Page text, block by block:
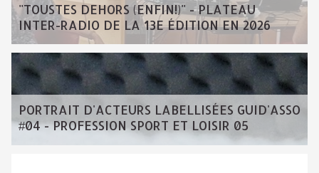
"TOUSTES DEHORS (ENFIN!)" - PLATEAU
INTER-RADIO DE LA 13E ÉDITION EN 2026
PORTRAIT D'ACTEURS LABELLISÉES GUID'ASSO
#04 - PROFESSION SPORT ET LOISIR 05